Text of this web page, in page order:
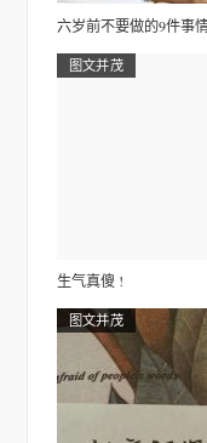
六岁前不要做的9件事
图文并茂
生气真傻 !
图文并茂